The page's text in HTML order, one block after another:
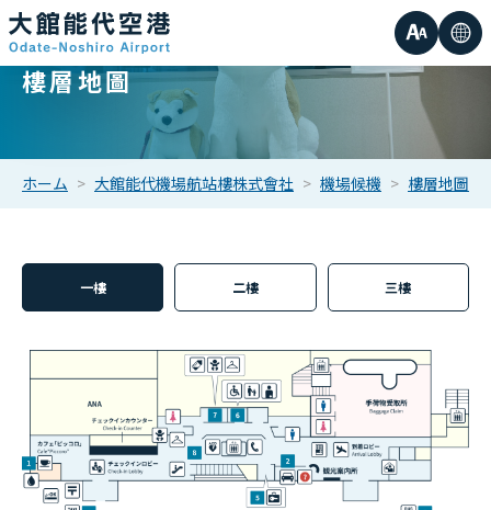
字
元
大
小
中等的
語
言
樓層地圖
ホーム 大館能代機場航站樓株式會社 機場候機 樓層地圖
一樓 二樓 三樓